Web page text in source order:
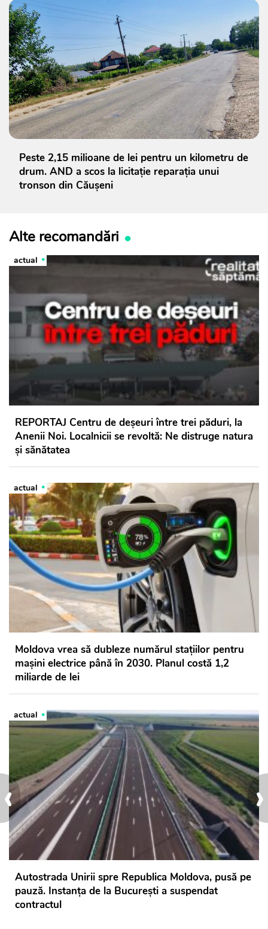
›
‹
Peste 2,15 milioane de lei pentru un kilometru de
drum. AND a scos la licitație reparația unui
tronson din Căușeni
Alte recomandări
actual
REPORTAJ Centru de deșeuri între trei păduri, la
Anenii Noi. Localnicii se revoltă: Ne distruge natura
și sănătatea
actual
Moldova vrea să dubleze numărul stațiilor pentru
mașini electrice până în 2030. Planul costă 1,2
miliarde de lei
actual
Autostrada Unirii spre Republica Moldova, pusă pe
pauză. Instanța de la București a suspendat
contractul